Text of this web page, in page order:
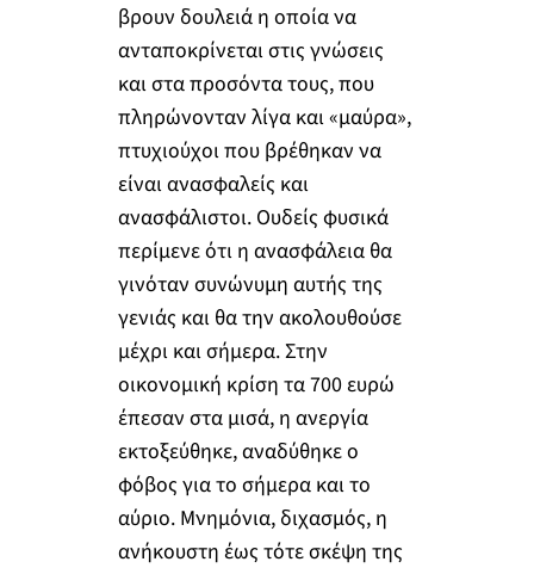
βρουν δουλειά η οποία να
ανταποκρίνεται στις γνώσεις
και στα προσόντα τους, που
πληρώνονταν λίγα και «μαύρα»,
πτυχιούχοι που βρέθηκαν να
είναι ανασφαλείς και
ανασφάλιστοι. Ουδείς φυσικά
περίμενε ότι η ανασφάλεια θα
γινόταν συνώνυμη αυτής της
γενιάς και θα την ακολουθούσε
μέχρι και σήμερα. Στην
οικονομική κρίση τα 700 ευρώ
έπεσαν στα μισά, η ανεργία
εκτοξεύθηκε, αναδύθηκε ο
φόβος για το σήμερα και το
αύριο. Μνημόνια, διχασμός, η
ανήκουστη έως τότε σκέψη της